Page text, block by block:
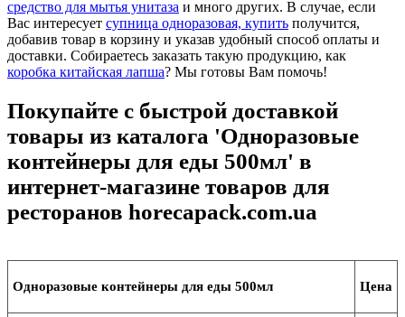
средство для мытья унитаза и много других. В случае, если
Вас интересует супница одноразовая, купить получится,
добавив товар в корзину и указав удобный способ оплаты и
доставки. Собираетесь заказать такую продукцию, как
коробка китайская лапша? Мы готовы Вам помочь!
Покупайте с быстрой доставкой
товары из каталога 'Одноразовые
контейнеры для еды 500мл' в
интернет-магазине товаров для
ресторанов horecapack.com.ua
Одноразовые контейнеры для еды 500мл Цена